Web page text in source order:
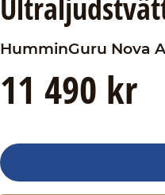
HumminGuru Nova
11 490 kr